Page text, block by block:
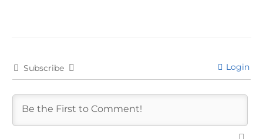
Subscribe Login